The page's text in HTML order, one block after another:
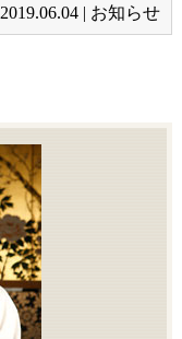
2019.06.04 | お知らせ